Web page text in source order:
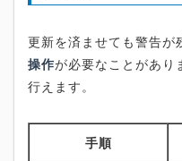
更新を済ませても警告が
操作が必要なことがあり
行えます。
手順